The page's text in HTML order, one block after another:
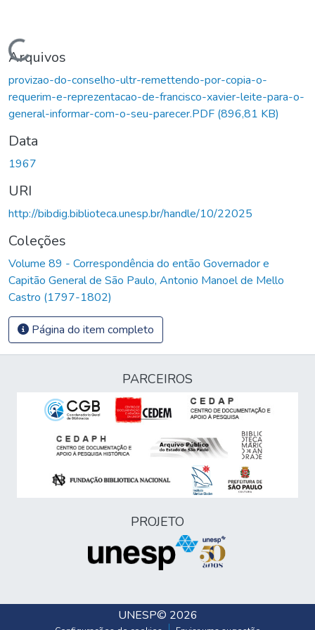
Carregando...
Arquivos
provizao-do-conselho-ultr-remettendo-por-copia-o-
requerim-e-reprezentacao-de-francisco-xavier-leite-para-o-
general-informar-com-o-seu-parecer.PDF (896,81 KB)
Data
1967
URI
http://bibdig.biblioteca.unesp.br/handle/10/22025
Coleções
Volume 89 - Correspondência do então Governador e
Capitão General de São Paulo, Antonio Manoel de Mello
Castro (1797-1802)
Página do item completo
PARCEIROS
PROJETO
UNESP© 2026